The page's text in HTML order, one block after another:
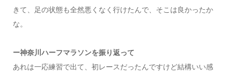
きて、足の状態も全然悪くなく行けたんで、そこは良かったか
な。
ー神奈川ハーフマラソンを振り返って
あれは一応練習で出て、初レースだったんですけど結構いい感